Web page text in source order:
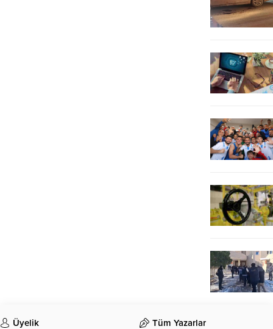
Üyelik Tüm Yazarlar